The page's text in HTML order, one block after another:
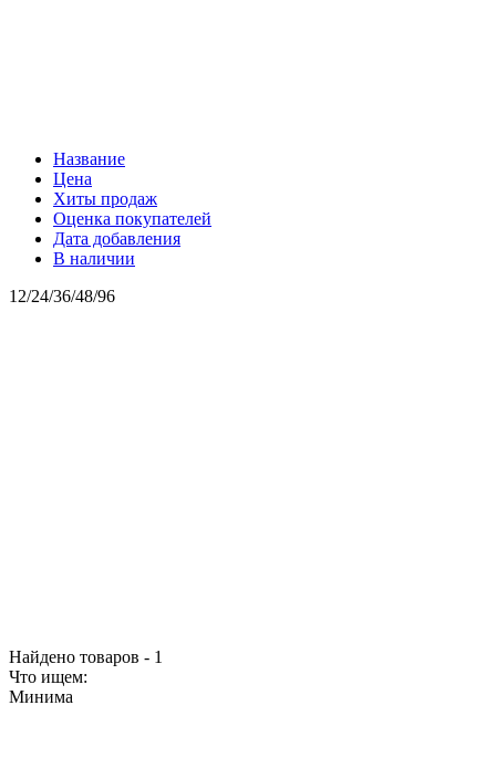
Название
Цена
Хиты продаж
Оценка покупателей
Дата добавления
В наличии
12/24/36/48/96
Найдено товаров - 1
Что ищем:
Минима